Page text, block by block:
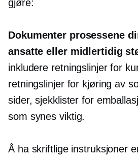
gjøre:
Dokumenter prosessene
ansatte eller midlertidig
inkludere retningslinjer for
retningslinjer for kjøring av
sider, sjekklister for
som synes viktig.
Å ha skriftlige instruksjoner